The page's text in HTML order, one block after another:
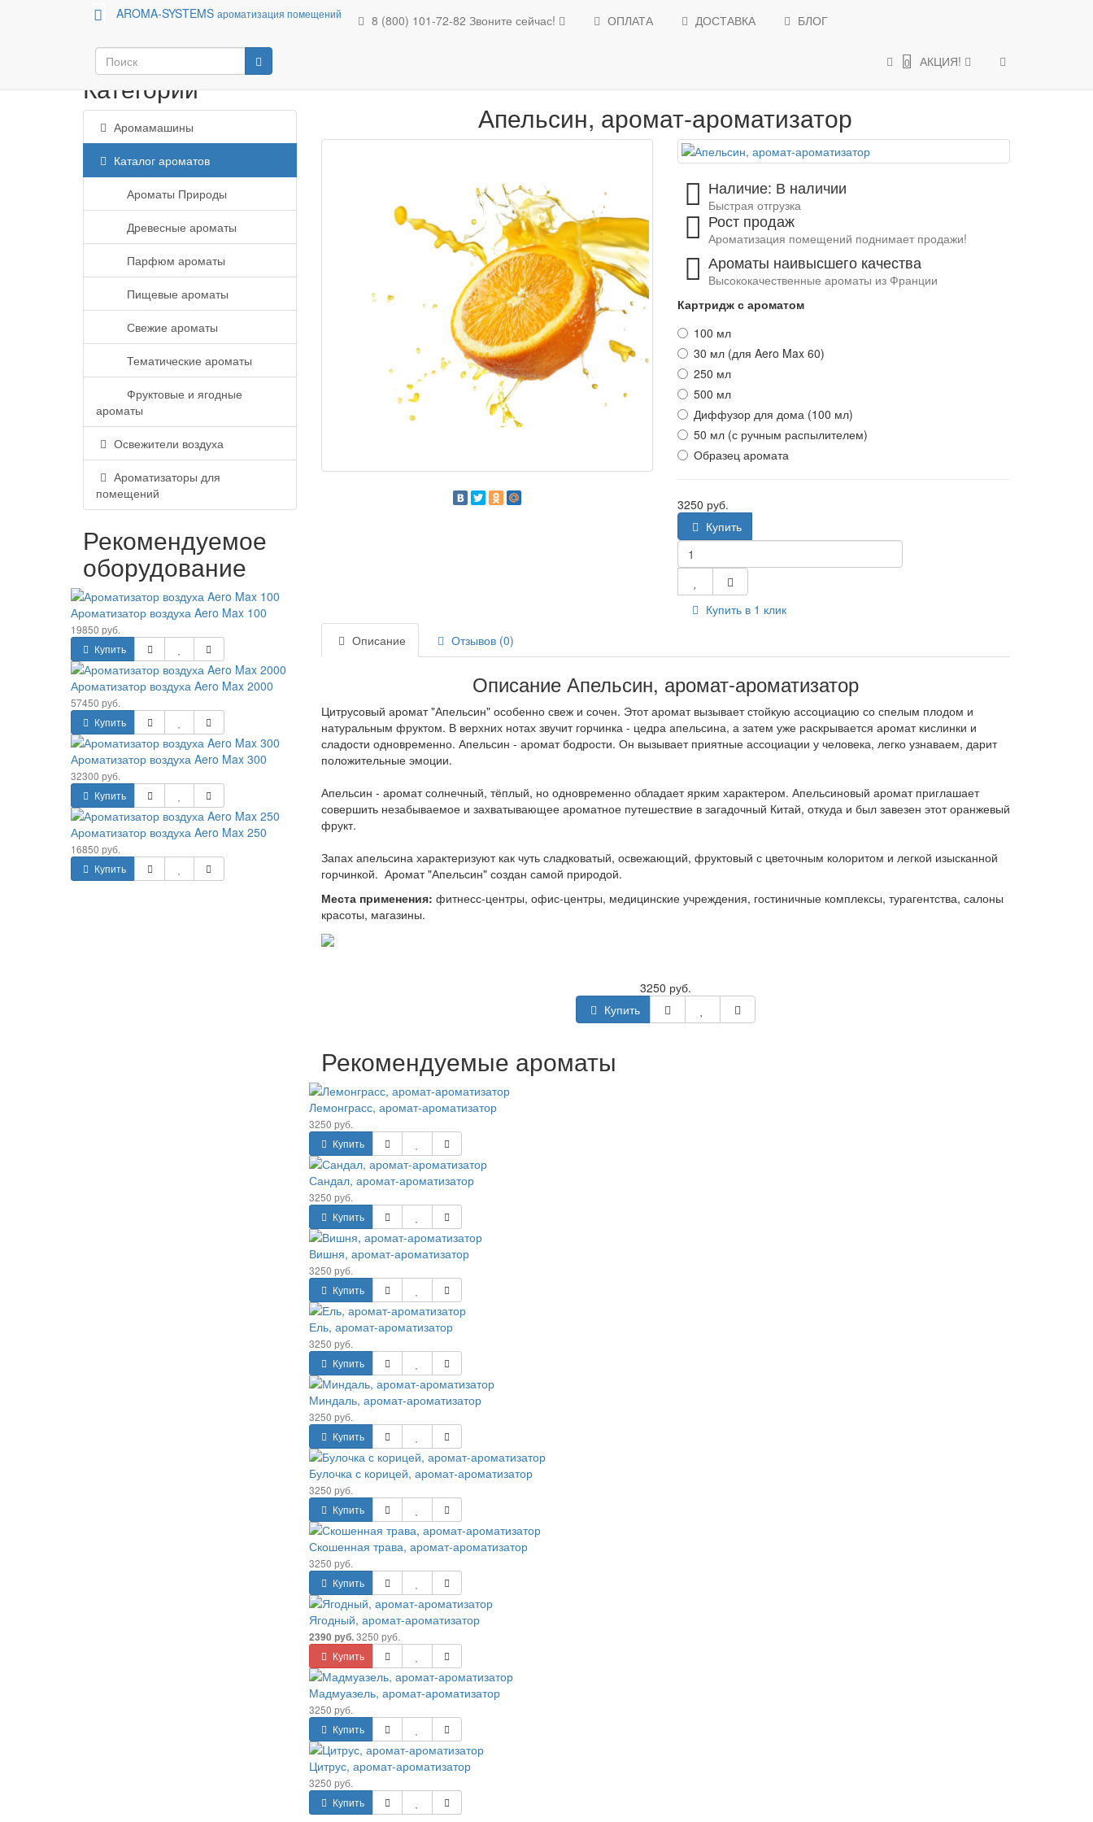
AROMA-SYSTEMS ароматизация помещений 8 (800) 101-72-82 Звоните сейчас! ОПЛАТА ДОСТАВКА БЛОГ
0 АКЦИЯ!
Аромамашины Каталог ароматов Освежители воздуха Ароматизаторы для помещений АКЦИИ и СКИДКИ
Категории
Аромамашины
Каталог ароматов
Ароматы Природы
Древесные ароматы
Парфюм ароматы
Пищевые ароматы
Свежие ароматы
Тематические ароматы
Фруктовые и ягодные
ароматы
Освежители воздуха
Ароматизаторы для
помещений
Рекомендуемое
оборудование
Ароматизатор воздуха Aero Max 100
19850 руб.
Купить
Ароматизатор воздуха Aero Max 2000
57450 руб.
Купить
Ароматизатор воздуха Aero Max 300
32300 руб.
Купить
Ароматизатор воздуха Aero Max 250
16850 руб.
Купить
Апельсин, аромат-ароматизатор
Наличие: В наличии
Быстрая отгрузка
Рост продаж
Ароматизация помещений поднимает продажи!
Ароматы наивысшего качества
Высококачественные ароматы из Франции
Картридж с ароматом
100 мл
30 мл (для Aero Max 60)
250 мл
500 мл
Диффузор для дома (100 мл)
50 мл (с ручным распылителем)
Образец аромата
3250 руб.
Купить
Купить в 1 клик
Описание
Отзывов (0)
Описание Апельсин, аромат-ароматизатор
Цитрусовый аромат "Апельсин" особенно свеж и сочен. Этот аромат вызывает стойкую ассоциацию со спелым плодом и
натуральным фруктом. В верхних нотах звучит горчинка - цедра апельсина, а затем уже раскрывается аромат кислинки и
сладости одновременно. Апельсин - аромат бодрости. Он вызывает приятные ассоциации у человека, легко узнаваем, дарит
положительные эмоции.
Апельсин - аромат солнечный, тёплый, но одновременно обладает ярким характером. Апельсиновый аромат приглашает
совершить незабываемое и захватывающее ароматное путешествие в загадочный Китай, откуда и был завезен этот оранжевый
фрукт.
Запах апельсина характеризуют как чуть сладковатый, освежающий, фруктовый с цветочным колоритом и легкой изысканной
горчинкой. Аромат "Апельсин" создан самой природой.
Места применения: фитнесс-центры, офис-центры, медицинские учреждения, гостиничные комплексы, турагентства, салоны
красоты, магазины.
3250 руб.
Купить
Рекомендуемые ароматы
Лемонграсс, аромат-ароматизатор
3250 руб.
Купить
Сандал, аромат-ароматизатор
3250 руб.
Купить
Вишня, аромат-ароматизатор
3250 руб.
Купить
Ель, аромат-ароматизатор
3250 руб.
Купить
Миндаль, аромат-ароматизатор
3250 руб.
Купить
Булочка с корицей, аромат-ароматизатор
3250 руб.
Купить
Скошенная трава, аромат-ароматизатор
3250 руб.
Купить
Ягодный, аромат-ароматизатор
2390 руб. 3250 руб.
Купить
Мадмуазель, аромат-ароматизатор
3250 руб.
Купить
Цитрус, аромат-ароматизатор
3250 руб.
Купить